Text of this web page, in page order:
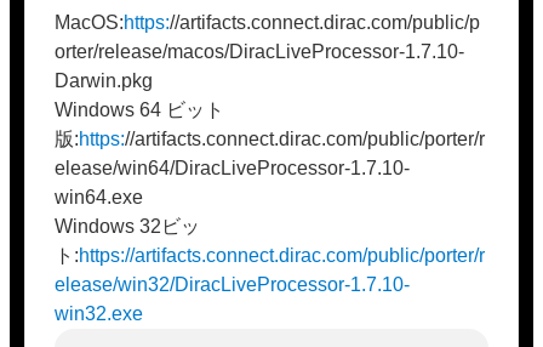
MacOS:https://artifacts.connect.dirac.com/public/p
orter/release/macos/DiracLiveProcessor-1.7.10-
Darwin.pkg
Windows 64 ビット
版:https://artifacts.connect.dirac.com/public/porter/r
elease/win64/DiracLiveProcessor-1.7.10-
win64.exe
Windows 32ビッ
ト:https://artifacts.connect.dirac.com/public/porter/r
elease/win32/DiracLiveProcessor-1.7.10-
win32.exe